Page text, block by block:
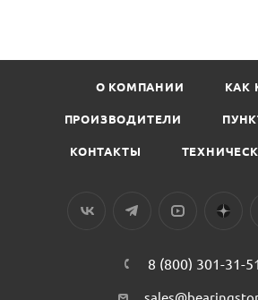
О КОМПАНИИ КАК
ПРОИЗВОДИТЕЛИ
КОНТАКТЫ
8 (800) 301-31-51